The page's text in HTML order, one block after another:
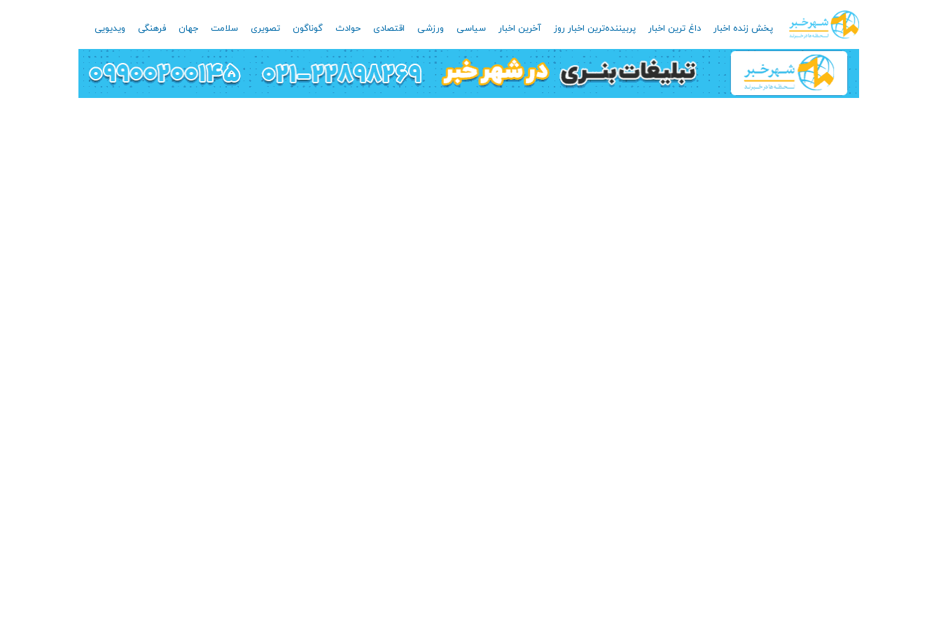
پخش زنده اخبار داغ ترین اخبار پربیننده‌ترین اخبار روز آخرین اخبار سیاسی ورزشی اقتصادی حوادث گوناگون تصویری سلامت جهان فرهنگی ویدیویی